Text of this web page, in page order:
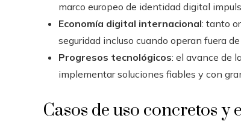
marco europeo de identidad digital
Economía digital internacional: tanto
seguridad incluso cuando operan fuera
Progresos tecnológicos: el avance de
implementar soluciones fiables y con
Casos de uso concretos y